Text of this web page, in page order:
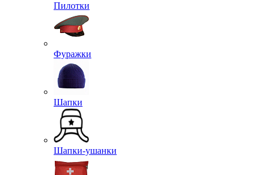
Пилотки
Фуражки
Шапки
Шапки-ушанки